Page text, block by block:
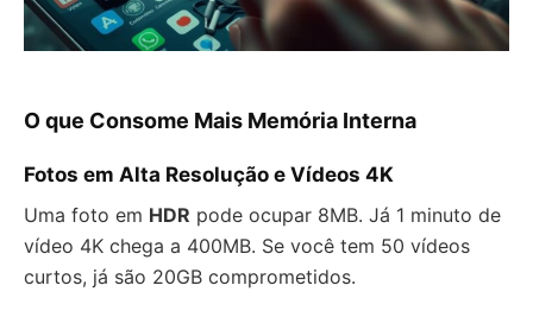
O que Consome Mais Memória Interna
Fotos em Alta Resolução e Vídeos 4K
Uma foto em HDR pode ocupar 8MB. Já 1 minuto de
vídeo 4K chega a 400MB. Se você tem 50 vídeos
curtos, já são 20GB comprometidos.